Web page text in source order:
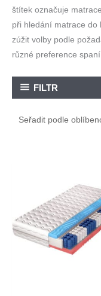
štítek označuje
při hledání matrace do
zúžit volby podle
různé preference
FILTR